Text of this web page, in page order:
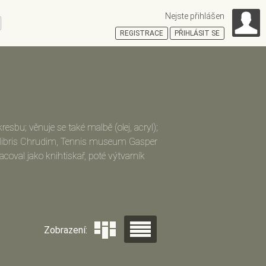
věnuje se také malbě (olej, acryl);
Chrudim, Tennis museum Gasper
jako knihtiskař, poté výtvarník
výtvarné práci
Zobrazení:
Nejste přihlášen
REGISTRACE PŘIHLÁSIT SE